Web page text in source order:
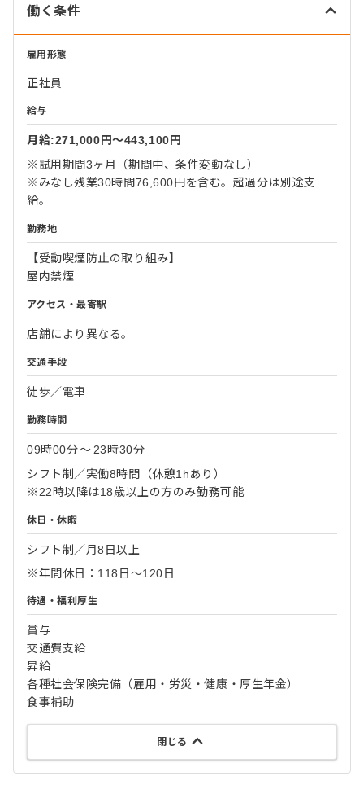
働く条件
雇用形態
正社員
給与
月給:271,000円〜443,100円
※試用期間3ヶ月（期間中、条件変動なし）
※みなし残業30時間76,600円を含む。超過分は別途支
給。
勤務地
【受動喫煙防止の取り組み】
屋内禁煙
アクセス・最寄駅
店舗により異なる。
交通手段
徒歩／電車
勤務時間
09時00分〜 23時30分
シフト制／実働8時間（休憩1hあり）
※22時以降は18歳以上の方のみ勤務可能
休日・休暇
シフト制／月8日以上
※年間休日：118日～120日
待遇・福利厚生
賞与
交通費支給
昇給
各種社会保険完備（雇用・労災・健康・厚生年金）
食事補助
閉じる